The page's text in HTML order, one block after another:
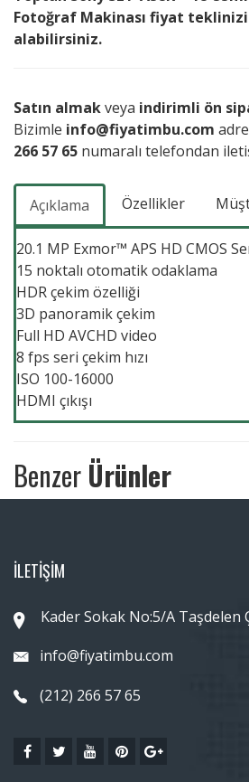
Fotoğraf Makinası fiyat
alabilirsiniz.
Satın almakveya indirimli ön
Bizimle info@fiyatimbu.com
266 57 65 numaralı telefondan
Açıklama Özellikler
20.1 MP Exmor™ APS HD CMOS
15 noktalı otomatik odaklama
HDR çekim özelliği
3D panoramik çekim
Full HD AVCHD video
8 fps seri çekim hızı
ISO 100-16000
HDMI çıkışı
Benzer Ürünler
İLETİŞİM
Kader Sokak No:5/A Taşdelen
info@fiyatimbu.com
(212) 266 57 65